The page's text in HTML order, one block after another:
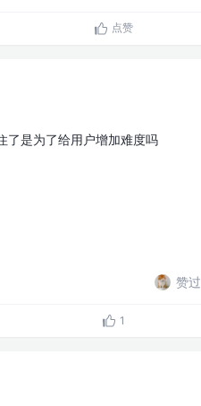
点赞
了是为了给用户增加难度吗
赞过
1